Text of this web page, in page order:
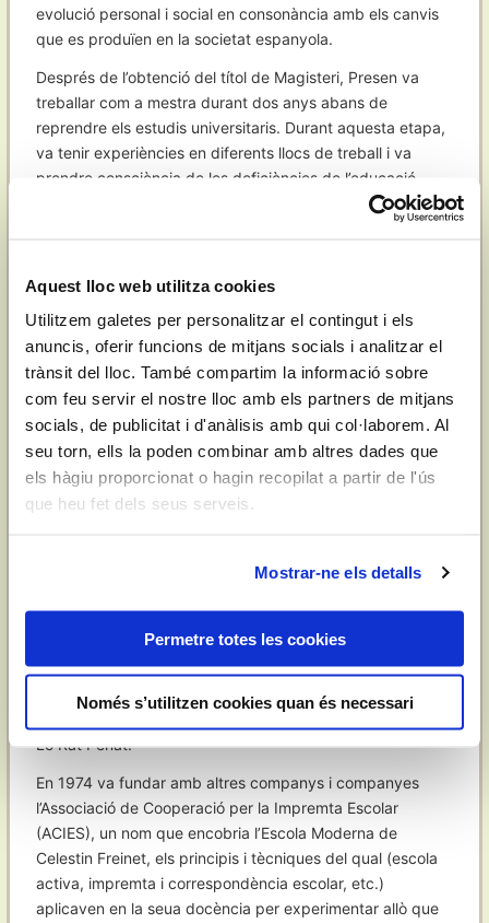
Aquest lloc web utilitza cookies
Utilitzem galetes per personalitzar el contingut i els
anuncis, oferir funcions de mitjans socials i analitzar el
trànsit del lloc. També compartim la informació sobre
com feu servir el nostre lloc amb els partners de mitjans
socials, de publicitat i d'anàlisis amb qui col·laborem. Al
seu torn, ells la poden combinar amb altres dades que
els hàgiu proporcionat o hagin recopilat a partir de l'ús
que heu fet dels seus serveis.
Mostrar-ne els detalls
Permetre totes les cookies
Només s’utilitzen cookies quan és necessari
evolució personal i social en consonància amb els canvis
que es produïen en la societat espanyola.
Després de l’obtenció del títol de Magisteri, Presen va
treballar com a mestra durant dos anys abans de
reprendre els estudis universitaris. Durant aquesta etapa,
va tenir experiències en diferents llocs de treball i va
prendre consciència de les deficiències de l’educació
espanyola i dels rols secundaris assignats a les mestres i a
les dones en general. Aquell nou interés descobert per
conferències i col·loquis seguiria avivant-se en ella a la
la carrera de Filosofia i Lletres i obtingué unes notes
brillants i el Premi Extraordinari de la Llicenciatura en
1964.
Presen va mostrar un gran interés per les qüestions
d’identitat del País Valencià i va participar en diverses
activitats associatives relacionades amb la cultura, la
llengua i la defensa dels drets del poble valencià. Aquest
. En aquests anys, al costat dels companys i
Jaume Reig i Carme Mira, Presen es va interessar pels
problemes d’identitat del País Valencià constituint, en
1959, l’Aula Ausiàs March en la Universitat de València i
Lo Rat Penat.
En 1974 va fundar amb altres companys i companyes
l’Associació de Cooperació per la Impremta Escolar
(ACIES), un nom que encobria l’Escola Moderna de
Celestin Freinet, els principis i tècniques del qual (escola
activa, impremta i correspondència escolar, etc.)
aplicaven en la seua docència per experimentar allò que